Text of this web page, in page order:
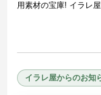
用素材の宝庫! イラレ
イラレ屋からのお知